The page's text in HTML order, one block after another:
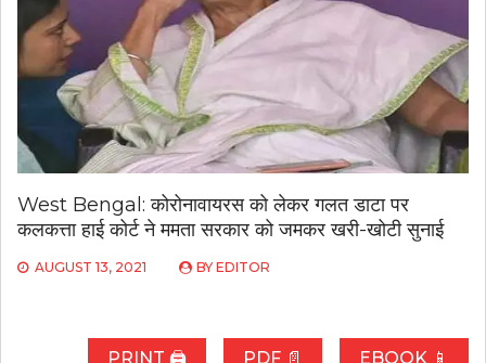
West Bengal: कोरोनावायरस को लेकर गलत डाटा पर
कलकत्ता हाई कोर्ट ने ममता सरकार को जमकर खरी-खोटी सुनाई
AUGUST 13, 2021 BY EDITOR
PRINT 🖨 PDF 📄 EBOOK 📱